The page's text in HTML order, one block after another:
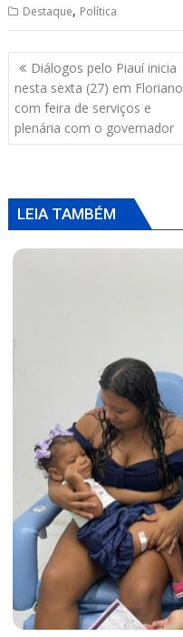
at
s
A
p
p
e
b
o
o
k
re
a
d
s
Destaque, Política
Navegação
de
Post
Diálogos pelo Piauí inicia
nesta sexta (27) em Floriano
com feira de serviços e
plenária com o governador
LEIA TAMBÉM